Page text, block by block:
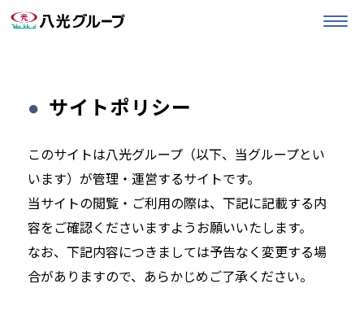
サイトポリシー
このサイトは八光グループ（以下、当グループとい
います）が管理・運営するサイトです。
当サイトの閲覧・ご利用の際は、下記に記載する内
容をご確認くださいますようお願いいたします。
なお、下記内容につきましては予告なく変更する場
合がありますので、あらかじめご了承ください。